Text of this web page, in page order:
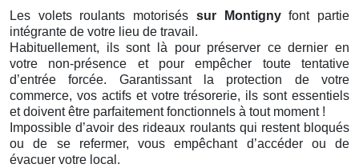
Les volets roulants motorisés sur Montignyfont partie
intégrante de votre lieu de travail.
Habituellement, ils sont là pour préserver ce dernier en
votre non-présence et pour empêcher toute tentative
d’entrée forcée. Garantissant la protection de votre
commerce, vos actifs et votre trésorerie, ils sont essentiels
et doivent être parfaitement fonctionnels à tout moment !
Impossible d’avoir des rideaux roulants qui restent bloqués
ou de se refermer, vous empêchant d’accéder ou de
évacuer votre local.